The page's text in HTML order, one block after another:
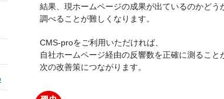
結果、現ホームページの成果が出ているのかどう
調べることが難しくなります。
CMS-proをご利用いただければ、
自社ホームページ経由の反響数を正確に測ること
次の改善策につながります。